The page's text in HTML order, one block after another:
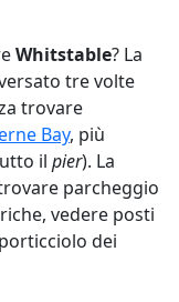
Whitstable? La
tre volte
trovare
Bay, più
il pier). La
parcheggio
vedere posti
dei